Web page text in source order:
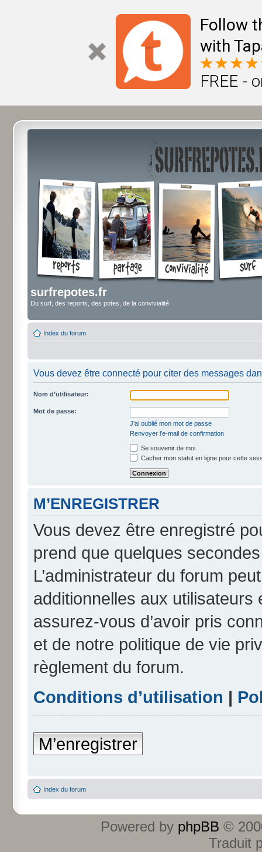
Follow
with
FREE -
surfrepotes.fr
Du surf, des reports, des potes, de la convivialité
Index du forum
Vous devez être connecté pour citer des messages
Nom d’utilisateur:
Mot de passe:
J’ai oublié mon mot de passe
Renvoyer l’e-mail de confirmation
Se souvenir de moi
Cacher mon statut en ligne pour cette
M’ENREGISTRER
Vous devez être enregistré
prend que quelques
L’administrateur du forum
additionnelles aux
assurez-vous d’avoir pris
et de notre politique de vie
règlement du forum.
Conditions d’utilisation |
M’enregistrer
Index du forum
Powered by phpBB ©
Traduit